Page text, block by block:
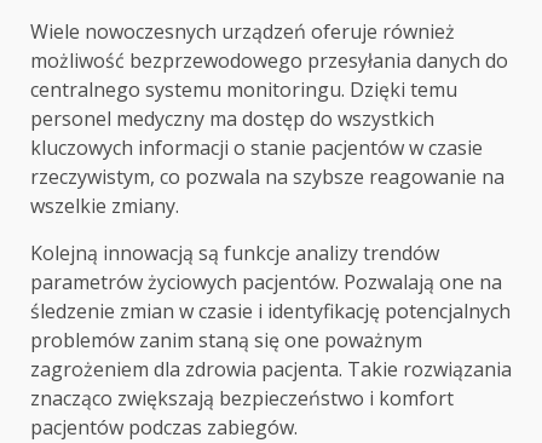
Wiele nowoczesnych urządzeń oferuje również
możliwość bezprzewodowego przesyłania danych do
centralnego systemu monitoringu. Dzięki temu
personel medyczny ma dostęp do wszystkich
kluczowych informacji o stanie pacjentów w czasie
rzeczywistym, co pozwala na szybsze reagowanie na
wszelkie zmiany.
Kolejną innowacją są funkcje analizy trendów
parametrów życiowych pacjentów. Pozwalają one na
śledzenie zmian w czasie i identyfikację potencjalnych
problemów zanim staną się one poważnym
zagrożeniem dla zdrowia pacjenta. Takie rozwiązania
znacząco zwiększają bezpieczeństwo i komfort
pacjentów podczas zabiegów.